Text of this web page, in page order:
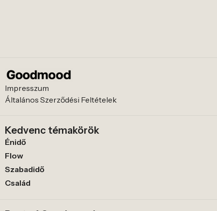
Impresszum
Általános Szerződési Feltételek
Kedvenc témakörök
Énidő
Flow
Szabadidő
Család